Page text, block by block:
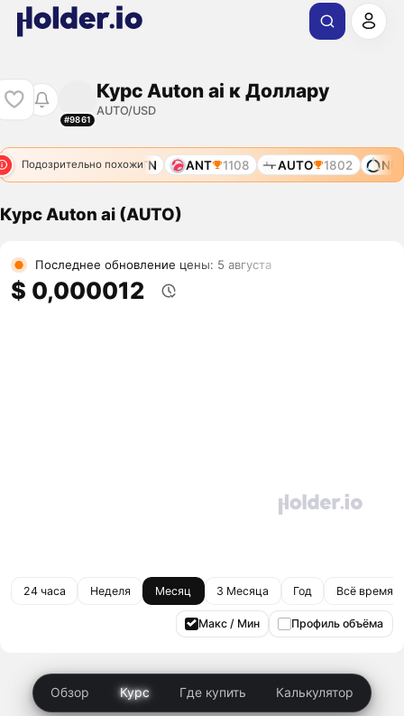
#9861
Курс Auton ai к Доллару
AUTO/USD
Подозрительно похожи
6775 AUTO ATN ANT 1108 AUTO 1802 NIOX
Курс Auton ai (AUTO)
Последнее обновление цены: 5 августа
$ 0,000012
24 часа Неделя Месяц 3 Месяца Год Всё время
Макс / Мин Профиль объёма
Обзор Курс Где купить Калькулятор